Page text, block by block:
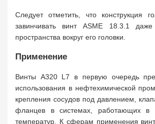
Следует отметить, что конструкция
завинчивать винт ASME 18.3.1 даже
пространства вокруг его головки.
Применение
Винты A320 L7 в первую очередь
использования в нефтехимической
крепления сосудов под давлением,
фланцев в системах, работающих в
температур. К сферам применения